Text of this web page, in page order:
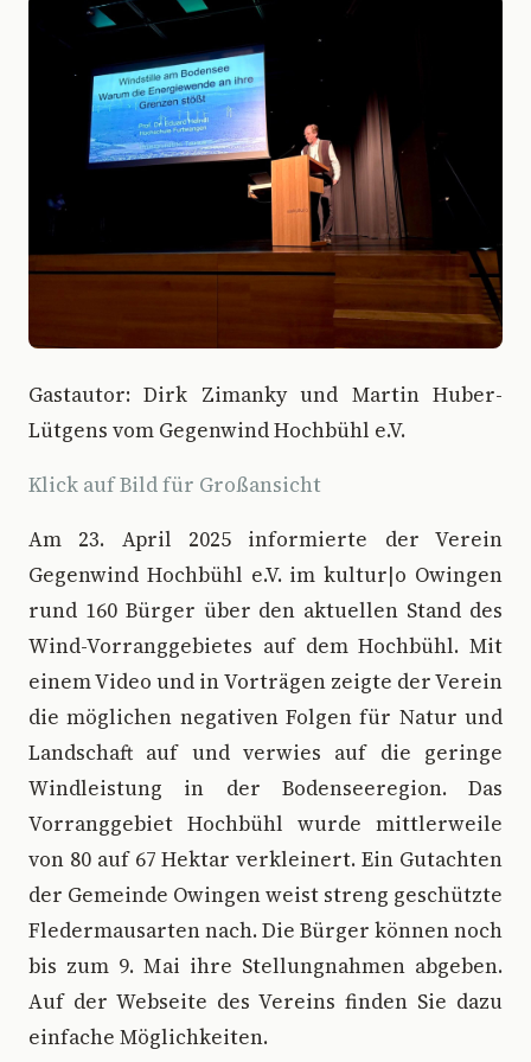
Gastautor: Dirk Zimanky und Martin Huber-
Lütgens vom Gegenwind Hochbühl e.V.
Klick auf Bild für Großansicht
Am 23. April 2025 informierte der Verein
Gegenwind Hochbühl e.V. im kultur|o Owingen
rund 160 Bürger über den aktuellen Stand des
Wind-Vorranggebietes auf dem Hochbühl. Mit
einem Video und in Vorträgen zeigte der Verein
die möglichen negativen Folgen für Natur und
Landschaft auf und verwies auf die geringe
Windleistung in der Bodenseeregion. Das
Vorranggebiet Hochbühl wurde mittlerweile
von 80 auf 67 Hektar verkleinert. Ein Gutachten
der Gemeinde Owingen weist streng geschützte
Fledermausarten nach. Die Bürger können noch
bis zum 9. Mai ihre Stellungnahmen abgeben.
Auf der Webseite des Vereins finden Sie dazu
einfache Möglichkeiten.